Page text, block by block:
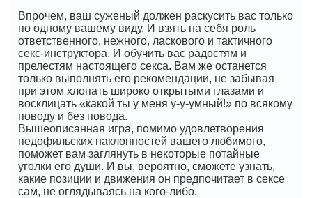
Впрочем, ваш суженый должен раскусить вас только
по одному вашему виду. И взять на себя роль
ответственного, нежного, ласкового и тактичного
секс-инструктора. И обучить вас радостям и
прелестям настоящего секса. Вам же останется
только выполнять его рекомендации, не забывая
при этом хлопать широко открытыми глазами и
восклицать «какой ты у меня у-у-умный!» по всякому
поводу и без повода.
Вышеописанная игра, помимо удовлетворения
педофильских наклонностей вашего любимого,
поможет вам заглянуть в некоторые потайные
уголки его души. И вы, вероятно, сможете узнать,
какие позиции и движения он предпочитает в сексе
сам, не оглядываясь на кого-либо.